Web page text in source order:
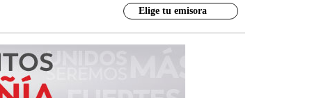
Elige tu emisora